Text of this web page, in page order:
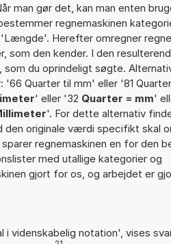
man gør det, kan man enten
regnemaskinen
Herefter omregner
som den kender. I den
du oprindeligt søgte.
Quarter til mm' eller '81
' eller '32 Quarter = mm'
'. For dette alternativ
den originale værdi specifikt skal
regnemaskinen en for den
med utallige kategorier og
gjort for os, og arbejdet er
i videnskabelig notation', vises